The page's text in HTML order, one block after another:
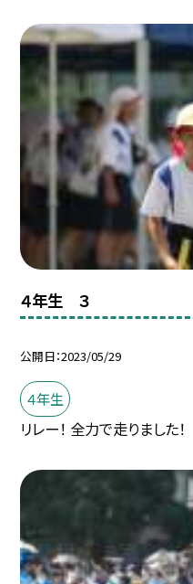
４年生 ３
公開日 2023/05/29
４年生
リレー！ 全力で走りました！